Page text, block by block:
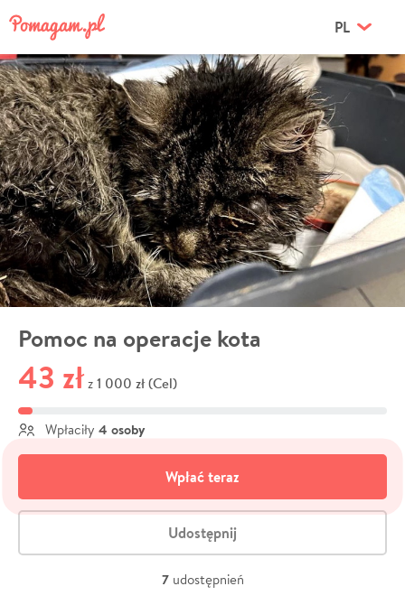
PL
Pomoc na operacje kota
43 zł z 1 000 zł (Cel)
Wpłaciły 4 osoby
Wpłać teraz
Udostępnij
7 udostępnień